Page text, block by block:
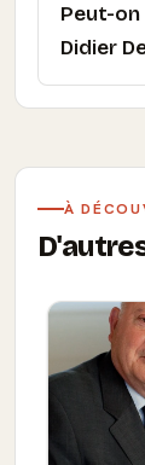
Peut-
Didier
À